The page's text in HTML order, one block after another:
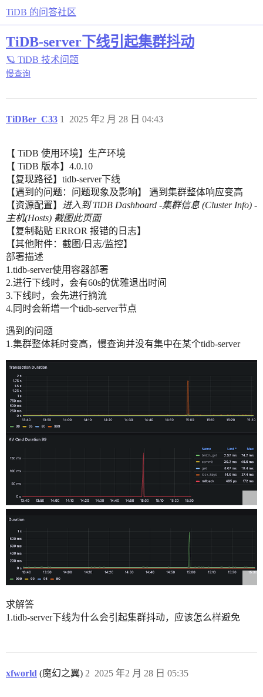
TiDB 的问答社区
TiDB-server下线引起集群抖动
🪐 TiDB 技术问题
慢查询
TiDBer_C33 2025 年2 月 28 日 04:43
1
【 TiDB 使用环境】生产环境
【 TiDB 版本】4.0.10
【复现路径】tidb-server下线
【遇到的问题：问题现象及影响】 遇到集群整体响应变高
【资源配置】
进入到 TiDB Dashboard -集群信息 (Cluster Info) -
主机(Hosts) 截图此页面
【复制黏贴 ERROR 报错的日志】
【其他附件：截图/日志/监控】
部署描述
1.tidb-server使用容器部署
2.进行下线时，会有60s的优雅退出时间
3.下线时，会先进行摘流
4.同时会新增一个tidb-server节点
遇到的问题
1.集群整体耗时变高，慢查询并没有集中在某个tidb-server
求解答
1.tidb-server下线为什么会引起集群抖动，应该怎么样避免
xfworld (魔幻之翼) 2025 年2 月 28 日 05:35
2